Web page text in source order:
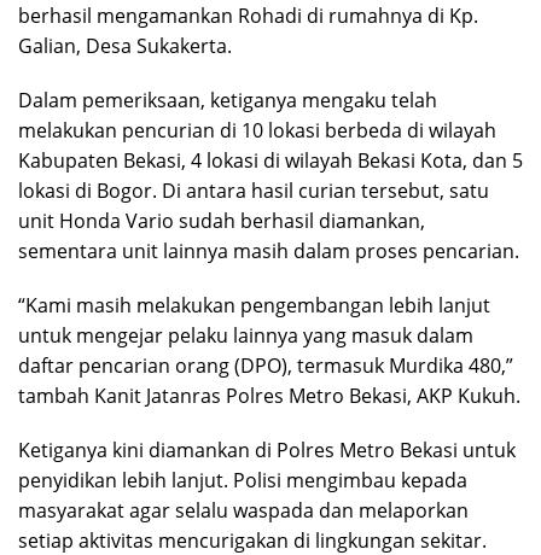
berhasil mengamankan Rohadi di rumahnya di Kp.
Galian, Desa Sukakerta.
Dalam pemeriksaan, ketiganya mengaku telah
melakukan pencurian di 10 lokasi berbeda di wilayah
Kabupaten Bekasi, 4 lokasi di wilayah Bekasi Kota, dan 5
lokasi di Bogor. Di antara hasil curian tersebut, satu
unit Honda Vario sudah berhasil diamankan,
sementara unit lainnya masih dalam proses pencarian.
“Kami masih melakukan pengembangan lebih lanjut
untuk mengejar pelaku lainnya yang masuk dalam
daftar pencarian orang (DPO), termasuk Murdika 480,”
tambah Kanit Jatanras Polres Metro Bekasi, AKP Kukuh.
Ketiganya kini diamankan di Polres Metro Bekasi untuk
penyidikan lebih lanjut. Polisi mengimbau kepada
masyarakat agar selalu waspada dan melaporkan
setiap aktivitas mencurigakan di lingkungan sekitar.